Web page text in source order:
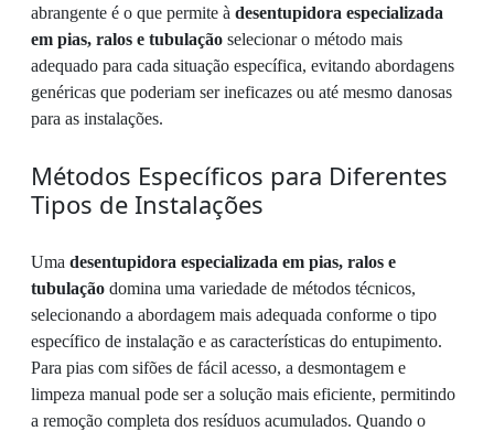
abrangente é o que permite à desentupidora especializada
em pias, ralos e tubulação selecionar o método mais
adequado para cada situação específica, evitando abordagens
genéricas que poderiam ser ineficazes ou até mesmo danosas
para as instalações.
Métodos Específicos para Diferentes
Tipos de Instalações
Uma desentupidora especializada em pias, ralos e
tubulação domina uma variedade de métodos técnicos,
selecionando a abordagem mais adequada conforme o tipo
específico de instalação e as características do entupimento.
Para pias com sifões de fácil acesso, a desmontagem e
limpeza manual pode ser a solução mais eficiente, permitindo
a remoção completa dos resíduos acumulados. Quando o